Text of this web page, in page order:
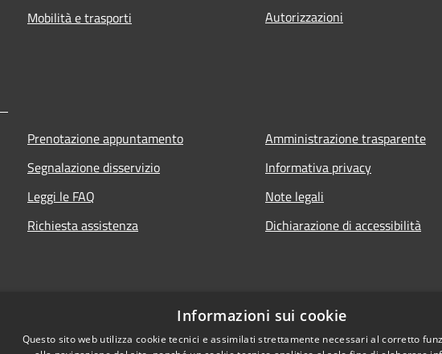
Mobilità e trasporti
Autorizzazioni
Prenotazione appuntamento
Segnalazione disservizio
Leggi le FAQ
Richiesta assistenza
Amministrazione trasparente
Informativa privacy
Note legali
Dichiarazione di accessibilità
Informazioni sui cookie
Questo sito web utilizza cookie tecnici e assimilati strettamente necessari al corretto